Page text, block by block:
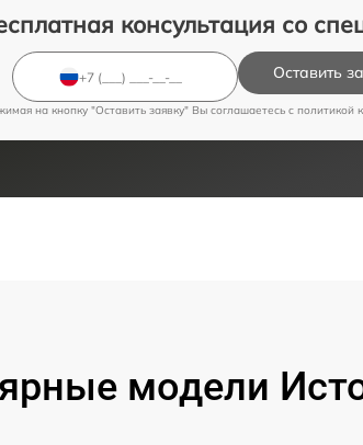
консультация со
Оставить
на кнопку "Оставить заявку" Вы соглашаетесь c политикой
модели